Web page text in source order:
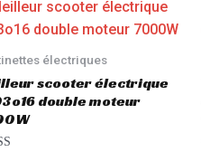
électriques
scooter électrique
double moteur